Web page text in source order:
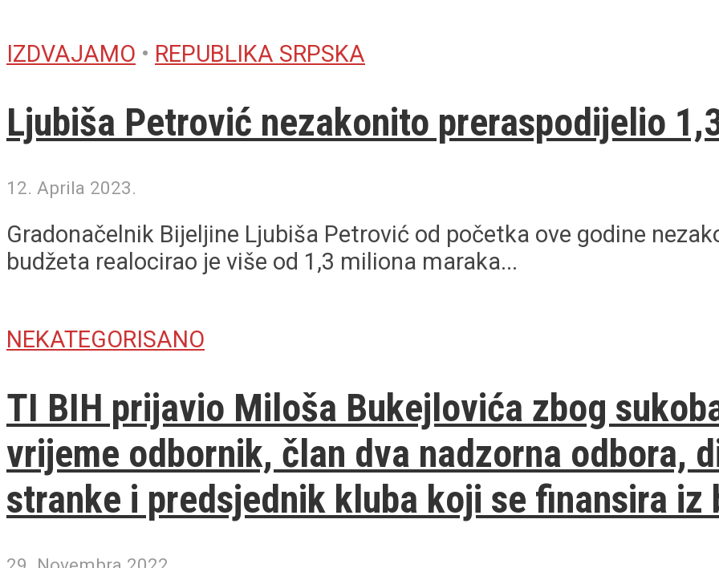
IZDVAJAMO • REPUBLIKA SRPSKA
Ljubiša Petrović nezakonito preraspodijelio
12. Aprila 2023.
Gradonačelnik Bijeljine Ljubiša Petrović od početka ove godine
budžeta realocirao je više od 1,3 miliona maraka...
NEKATEGORISANO
TI BIH prijavio Miloša Bukejlovića zbog
vrijeme odbornik, član dva nadzorna odbora,
stranke i predsjednik kluba koji se finansira iz